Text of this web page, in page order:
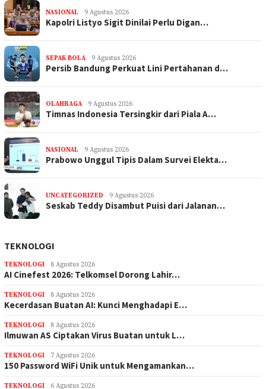
NASIONAL 9 Agustus 2026
Kapolri Listyo Sigit Dinilai Perlu Digan…
SEPAK BOLA 9 Agustus 2026
Persib Bandung Perkuat Lini Pertahanan d…
OLAHRAGA 9 Agustus 2026
Timnas Indonesia Tersingkir dari Piala A…
NASIONAL 9 Agustus 2026
Prabowo Unggul Tipis Dalam Survei Elekta…
UNCATEGORIZED 9 Agustus 2026
Seskab Teddy Disambut Puisi dari Jalanan…
TEKNOLOGI
TEKNOLOGI 8 Agustus 2026
AI Cinefest 2026: Telkomsel Dorong Lahir…
TEKNOLOGI 8 Agustus 2026
Kecerdasan Buatan AI: Kunci Menghadapi E…
TEKNOLOGI 8 Agustus 2026
Ilmuwan AS Ciptakan Virus Buatan untuk L…
TEKNOLOGI 7 Agustus 2026
150 Password WiFi Unik untuk Mengamankan…
TEKNOLOGI 6 Agustus 2026